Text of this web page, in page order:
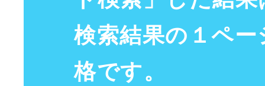
検索結果の １ペ
格です。